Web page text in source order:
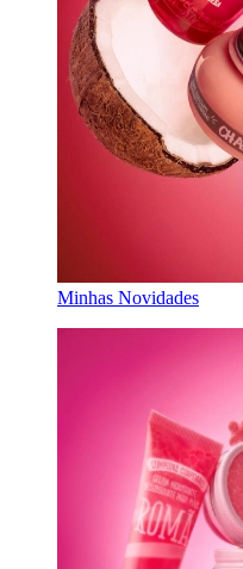
Minhas Novidades